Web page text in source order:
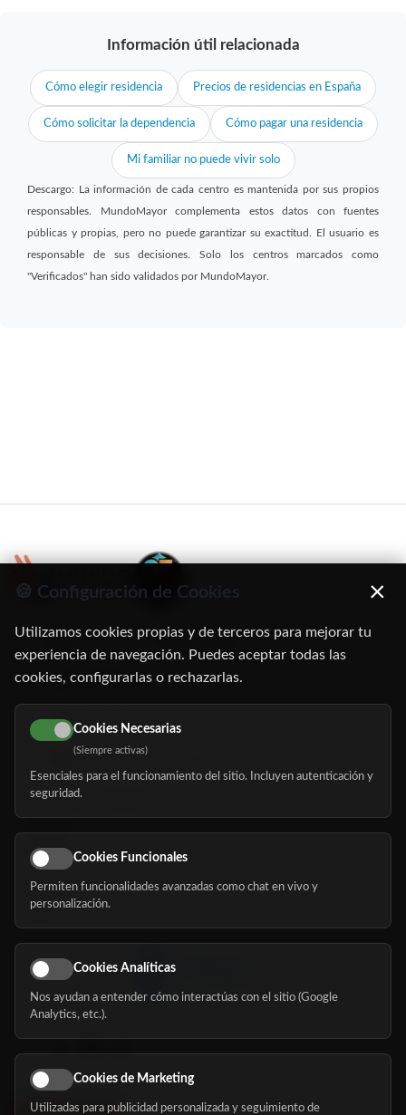
Información útil relacionada
Cómo elegir residencia Precios de residencias en España
Cómo solicitar la dependencia Cómo pagar una residencia
Mi familiar no puede vivir solo
Descargo: La información de cada centro es mantenida por sus propios
responsables. MundoMayor complementa estos datos con fuentes
públicas y propias, pero no puede garantizar su exactitud. El usuario es
responsable de sus decisiones. Solo los centros marcados como
"Verificados" han sido validados por MundoMayor.
C/ Oruro, 11. 28016 Madrid
91 345 06 26
616 113 103
hola@mundomayor.com
Buscador de residencias
Eventos
Nosotros
Síguenos
🍪 Configuración de Cookies ×
Utilizamos cookies propias y de terceros para mejorar tu
experiencia de navegación. Puedes aceptar todas las
cookies, configurarlas o rechazarlas.
Cookies Necesarias
(Siempre activas)
Esenciales para el funcionamiento del sitio. Incluyen autenticación y
seguridad.
Cookies Funcionales
Permiten funcionalidades avanzadas como chat en vivo y
personalización.
Cookies Analíticas
Nos ayudan a entender cómo interactúas con el sitio (Google
Analytics, etc.).
Cookies de Marketing
Utilizadas para publicidad personalizada y seguimiento de